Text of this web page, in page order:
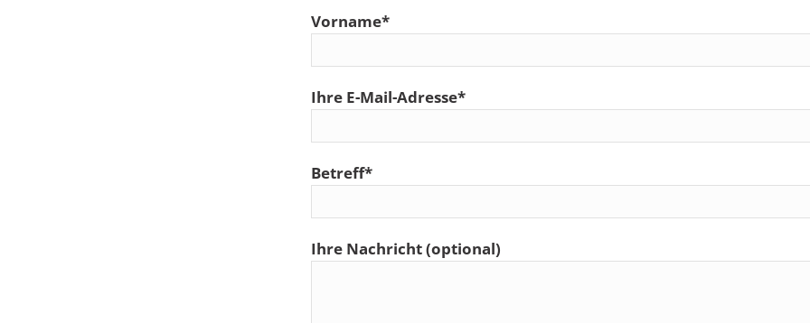
Vorname*
Ihre E-Mail-Adresse*
Betreff*
Ihre Nachricht (optional)